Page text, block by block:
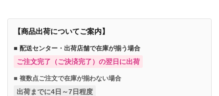
【商品出荷についてご案内】
■ 配送センター・出荷店舗で在庫が揃う場合
ご注文完了（ご決済完了）の翌日に出荷
■ 複数点ご注文で在庫が揃わない場合
出荷までに4日～7日程度